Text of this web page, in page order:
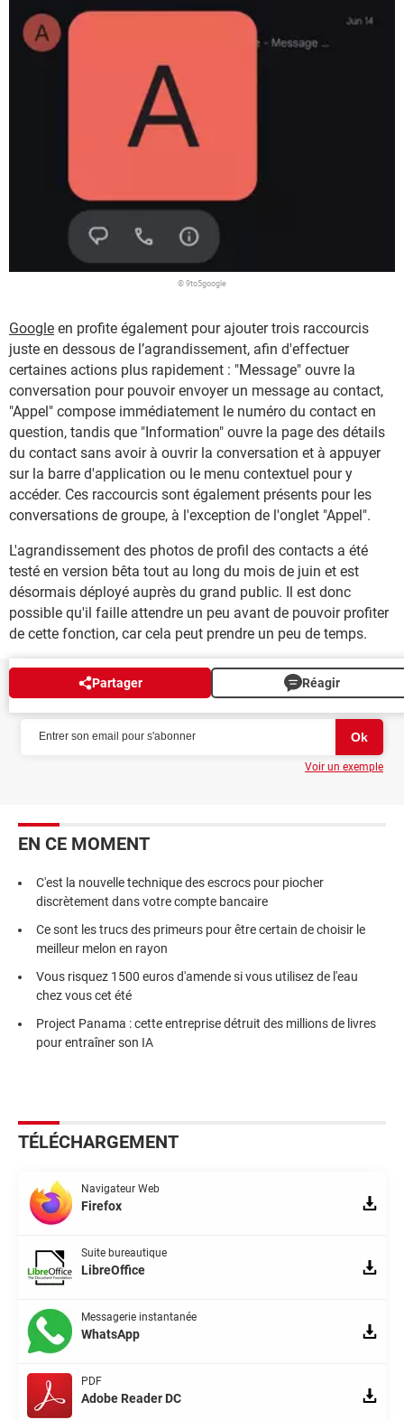
© 9to5google
Google en profite également pour ajouter trois raccourcis
juste en dessous de l’agrandissement, afin d'effectuer
certaines actions plus rapidement : "Message" ouvre la
conversation pour pouvoir envoyer un message au contact,
"Appel" compose immédiatement le numéro du contact en
question, tandis que "Information" ouvre la page des détails
du contact sans avoir à ouvrir la conversation et à appuyer
sur la barre d'application ou le menu contextuel pour y
accéder. Ces raccourcis sont également présents pour les
conversations de groupe, à l'exception de l'onglet "Appel".
L'agrandissement des photos de profil des contacts a été
testé en version bêta tout au long du mois de juin et est
désormais déployé auprès du grand public. Il est donc
possible qu'il faille attendre un peu avant de pouvoir profiter
de cette fonction, car cela peut prendre un peu de temps.
Partager Réagir
NEWSLETTER
Voir un exemple
EN CE MOMENT
C'est la nouvelle technique des escrocs pour piocher
discrètement dans votre compte bancaire
Ce sont les trucs des primeurs pour être certain de choisir le
meilleur melon en rayon
Vous risquez 1500 euros d'amende si vous utilisez de l'eau
chez vous cet été
Project Panama : cette entreprise détruit des millions de livres
pour entraîner son IA
TÉLÉCHARGEMENT
Navigateur Web
Firefox
Suite bureautique
LibreOffice
Messagerie instantanée
WhatsApp
PDF
Adobe Reader DC